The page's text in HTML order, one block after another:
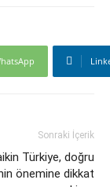
Sonraki İçerik
Türkiye, doğru
önemine dikkat